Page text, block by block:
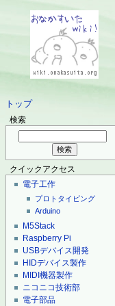
トップ
検索
クイックアクセス
電子工作
プロトタイピング
Arduino
M5Stack
Raspberry Pi
USBデバイス開発
HIDデバイス製作
MIDI機器製作
ニコニコ技術部
電子部品